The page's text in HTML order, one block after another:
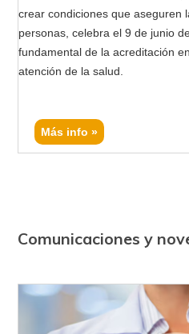
crear condiciones que aseguren
personas, celebra el 9 de junio
fundamental de la acreditación
atención de la salud.
Más info »
Comunicaciones y